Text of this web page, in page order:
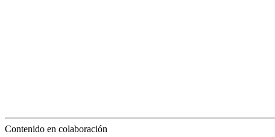
Contenido en colaboración